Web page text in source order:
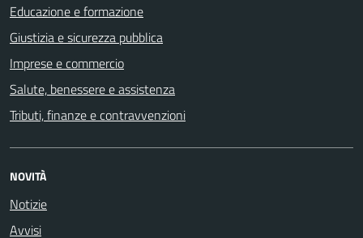
Educazione e formazione
Giustizia e sicurezza pubblica
Imprese e commercio
Salute, benessere e assistenza
Tributi, finanze e contravvenzioni
NOVITÀ
Notizie
Avvisi